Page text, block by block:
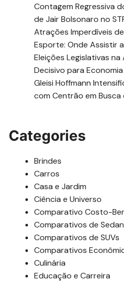
Contagem Regressiva
de Jair Bolsonaro no
Atrações Imperdíveis
Esporte: Onde Assistir
Eleições Legislativas
Decisivo para
Gleisi Hoffmann
com Centrão em
Categories
Brindes
Carros
Casa e Jardim
Ciência e Universo
Comparativo Costo-
Comparativos de
Comparativos de SUVs
Comparativos
Culinária
Educação e Carreira